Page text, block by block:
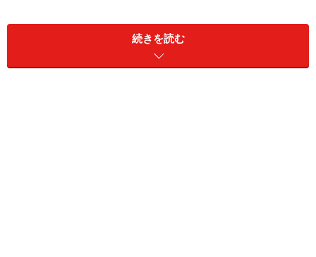
この5年間で、各キャリアが大きな通信障害を起こして
いるが、1つのキャリアだけで考えれば、10年に1回、起
続きを読む